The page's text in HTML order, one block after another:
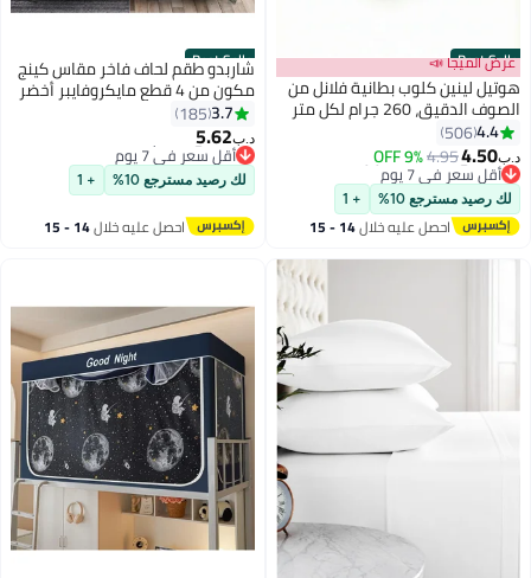
Best Seller
عرض الميجا 📣
هوتيل لينين كلوب بطانية فلانل من
الصوف الدقيق، 260 جرام لكل متر
مربع، ناعمة ومريحة للغاية، مقاس
150 × 200 سم، لون زيتوني
4.4
506
د.ب‏4.50
4.95
9% OFF
#5 في بطانيات السرير
أقل سعر في 7 يوم
#5 في بطانيات السرير
لك رصيد مسترجع 10% + 1
احصل عليه خلال 14 - 15
اغسطس
Best Seller
شاربدو طقم لحاف فاخر مقاس كينج
مكون من 4 قطع مايكروفايبر أخضر
3.7
185
د.ب‏5.62
#1 في أطقم الألحفة
أقل سعر في 7 يوم
#1 في أطقم الألحفة
لك رصيد مسترجع 10% + 1
احصل عليه خلال 14 - 15
اغسطس